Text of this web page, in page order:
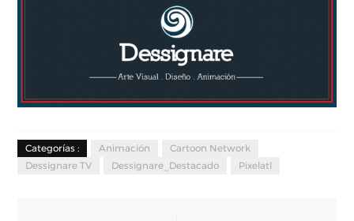
Categorías : Animación
Cartoon Network
Dessignare TV
Dessignare_Destacado Pixelatl